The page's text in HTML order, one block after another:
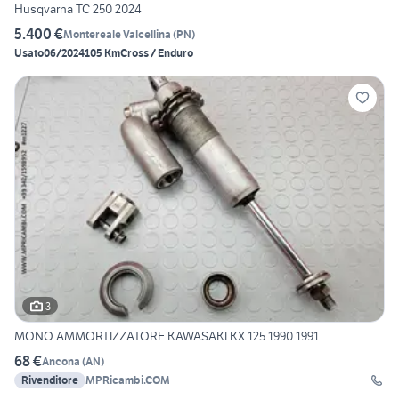
Husqvarna TC 250 2024
5.400 €Montereale Valcellina (PN)
Usato06/2024105 KmCross / Enduro
3
MONO AMMORTIZZATORE KAWASAKI KX 125 1990 1991
68 €Ancona (AN)
Rivenditore MPRicambi.COM